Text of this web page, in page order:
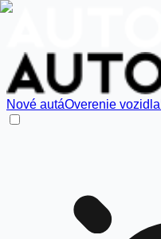
Nové autáOverenie vozidla